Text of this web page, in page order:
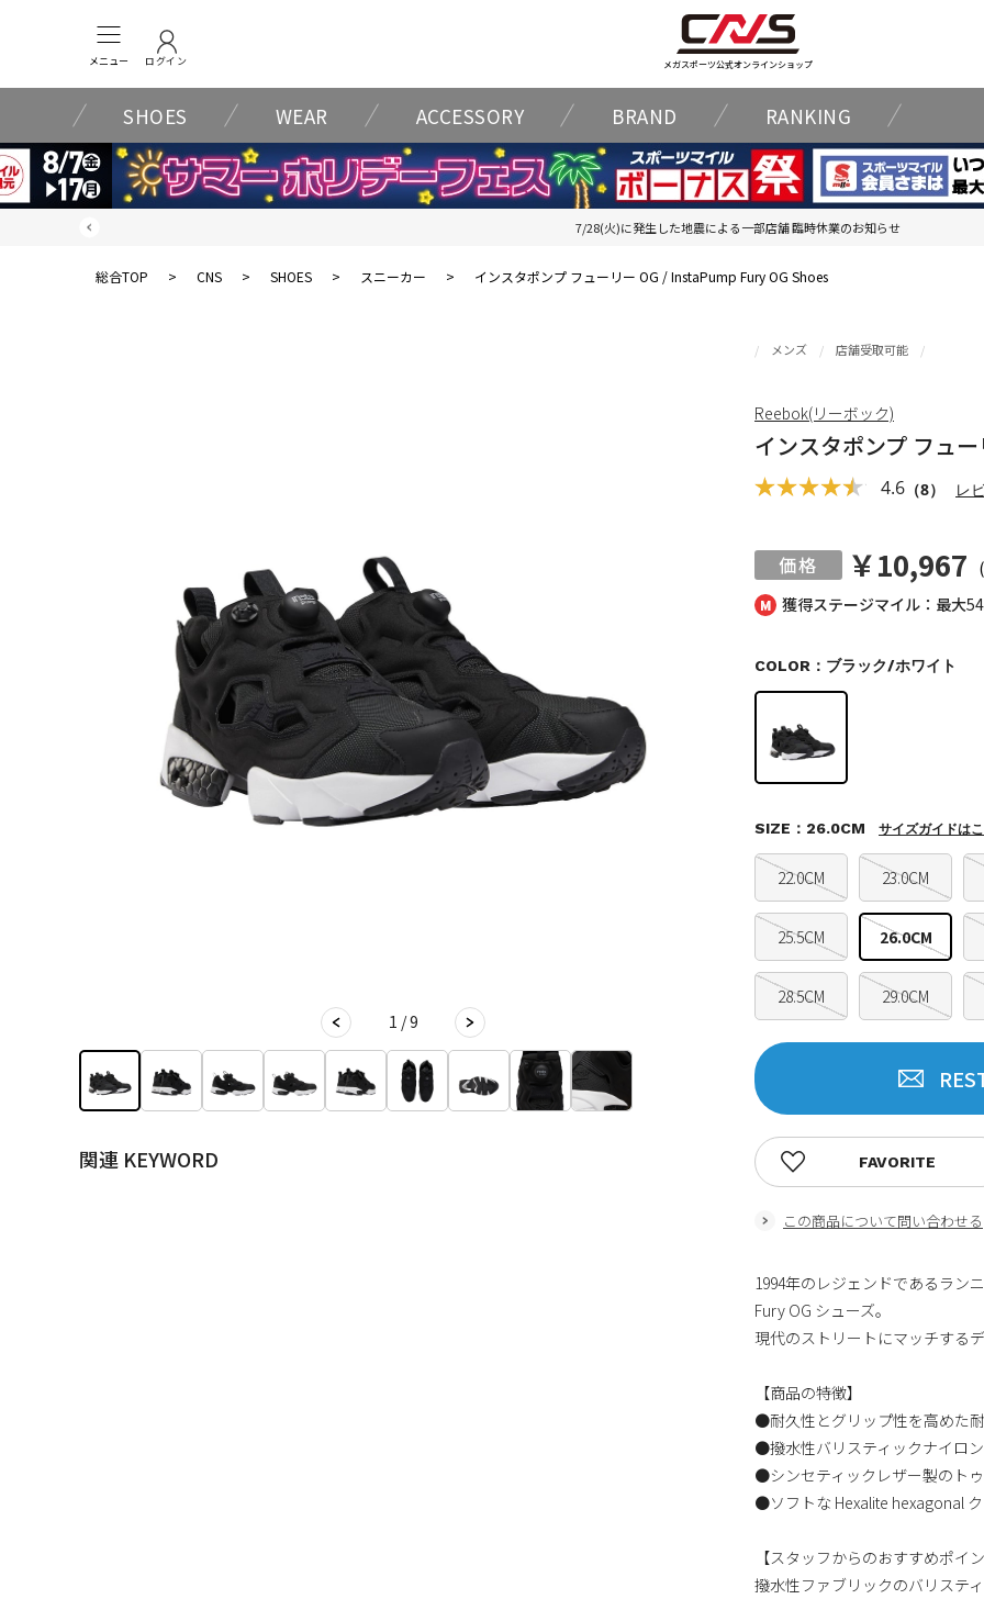
メニュー ログイン メガスポーツ公式オンラインショップ
SHOES WEAR ACCESSORY BRAND RANKING
7/28(火)に発生した地震による一部店舗 臨時休業のお知らせ
総合TOP > CNS > SHOES > スニーカー > インスタポンプ フューリー OG / InstaPump Fury OG Shoes
1 / 9
関連 KEYWORD
獲得ステージマイル：最大
メンズ 店舗受取可能
インスタポンプ フュ
4.6 （8） レ
￥10,967
COLOR：ブラック/ホワイト
22.0CM 23.0CM
25.5CM 26.0CM
28.5CM 29.0CM
SIZE：26.0CM サイズガイドは
この商品について問い合わせる
FAVORITE
Reebok(リーボック)
1994年のレジェンドであるラン
Fury OG シューズ。
現代のストリートにマッチする
【商品の特徴】
●耐久性とグリップ性を高めた
●撥水性バリスティックナイロ
●シンセティックレザー製のト
●ソフトな Hexalite hexagonal
【スタッフからのおすすめポイン
撥水性ファブリックのバリステ